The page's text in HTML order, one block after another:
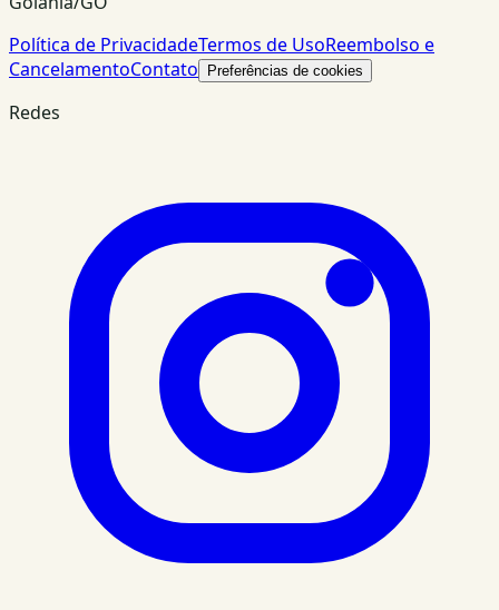
Política de PrivacidadeTermos de UsoReembolso e
CancelamentoContato Preferências de cookies
Redes